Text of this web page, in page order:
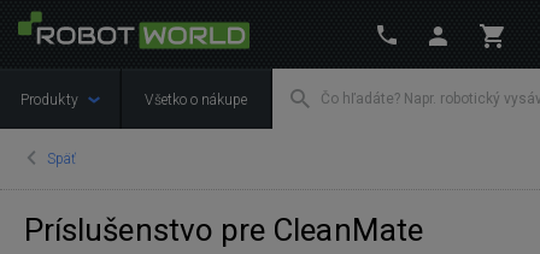
Produkty Všetko o nákupe
Späť
Príslušenstvo pre CleanMate